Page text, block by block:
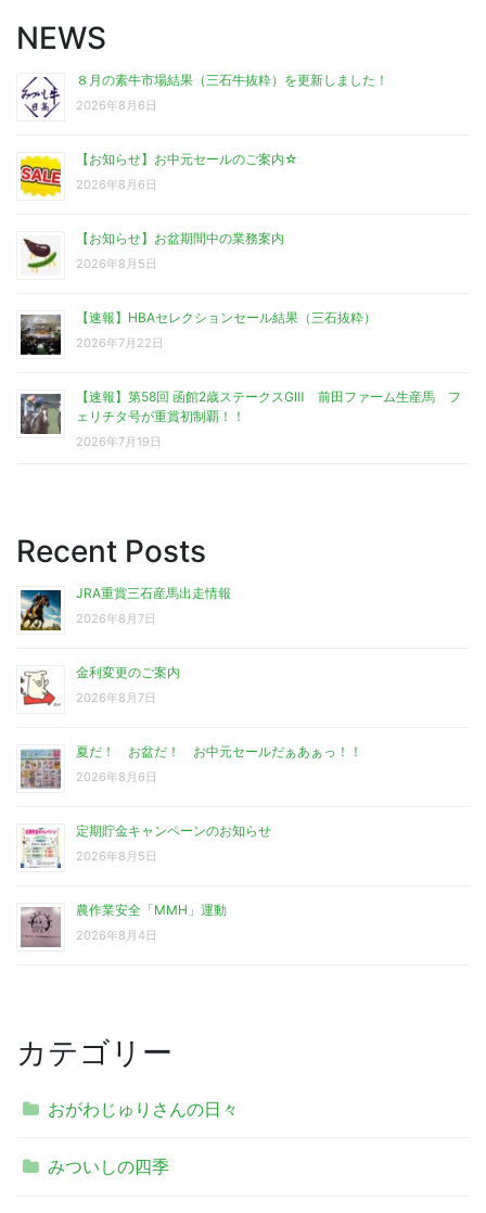
NEWS
８月の素牛市場結果（三石牛抜粋）を更新しました！
2026年8月6日
【お知らせ】お中元セールのご案内☆
2026年8月6日
【お知らせ】お盆期間中の業務案内
2026年8月5日
【速報】HBAセレクションセール結果（三石抜粋）
2026年7月22日
【速報】第58回 函館2歳ステークスGⅢ 前田ファーム生産馬 フ
ェリチタ号が重賞初制覇！！
2026年7月19日
Recent Posts
JRA重賞三石産馬出走情報
2026年8月7日
金利変更のご案内
2026年8月7日
夏だ！ お盆だ！ お中元セールだぁあぁっ！！
2026年8月6日
定期貯金キャンペーンのお知らせ
2026年8月5日
農作業安全「MMH」運動
2026年8月4日
カテゴリー
おがわじゅりさんの日々
みついしの四季